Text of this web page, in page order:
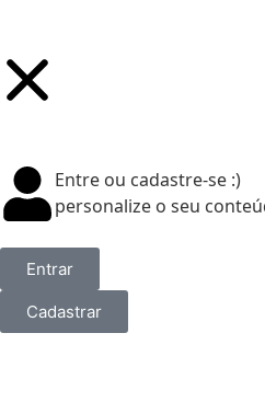
Entre ou cadastre-se :)
personalize o seu
Entrar
Cadastrar